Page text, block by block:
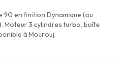
90 en finition Dynamique (ou
Moteur 3 cylindres turbo, boîte
à Mourouj.